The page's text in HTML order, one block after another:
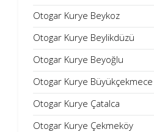
Otogar Kurye Beykoz
Otogar Kurye Beylikdüzü
Otogar Kurye Beyoğlu
Otogar Kurye Büyükçekmece
Otogar Kurye Çatalca
Otogar Kurye Çekmeköy